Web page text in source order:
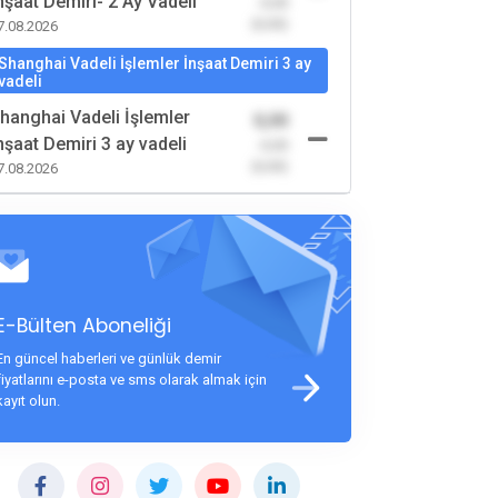
Vadeli İşlemler İnşaat Demiri 3 ay
Vadeli İşlemler
Demiri 3 ay vadeli
0,00
Bülten Aboneliği
güncel haberleri ve günlük demir
e-posta ve sms olarak almak için
olun.